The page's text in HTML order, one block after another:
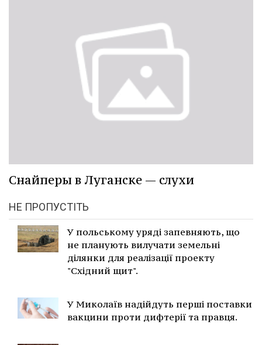
Снайперы в Луганске — слухи
НЕ ПРОПУСТІТЬ
У польському уряді запевняють, що
не планують вилучати земельні
ділянки для реалізації проекту
"Східний щит".
У Миколаїв надійдуть перші поставки
вакцини проти дифтерії та правця.